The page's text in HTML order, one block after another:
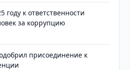
году к ответственности
за коррупцию
присоединение к